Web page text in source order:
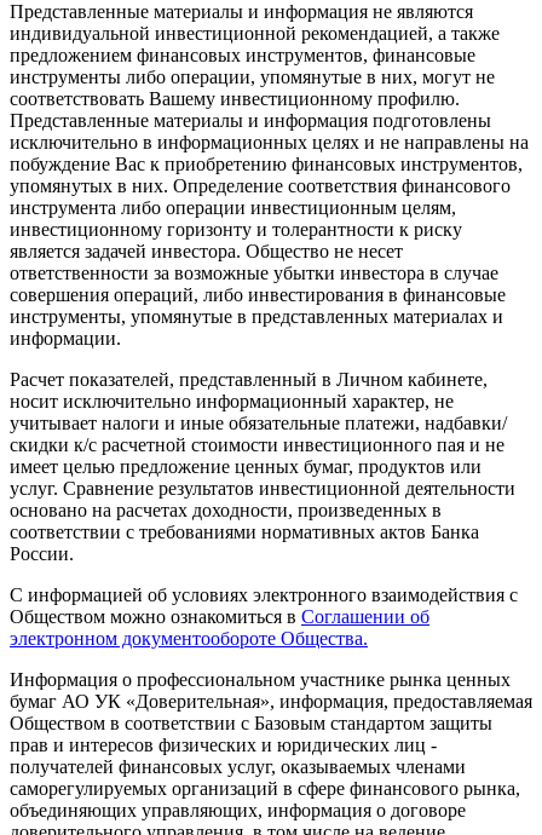
Представленные материалы и информация не являются
индивидуальной инвестиционной рекомендацией, а также
предложением финансовых инструментов, финансовые
инструменты либо операции, упомянутые в них, могут не
соответствовать Вашему инвестиционному профилю.
Представленные материалы и информация подготовлены
исключительно в информационных целях и не направлены на
побуждение Вас к приобретению финансовых инструментов,
упомянутых в них. Определение соответствия финансового
инструмента либо операции инвестиционным целям,
инвестиционному горизонту и толерантности к риску
является задачей инвестора. Общество не несет
ответственности за возможные убытки инвестора в случае
совершения операций, либо инвестирования в финансовые
инструменты, упомянутые в представленных материалах и
информации.
Расчет показателей, представленный в Личном кабинете,
носит исключительно информационный характер, не
учитывает налоги и иные обязательные платежи, надбавки/
скидки к/с расчетной стоимости инвестиционного пая и не
имеет целью предложение ценных бумаг, продуктов или
услуг. Сравнение результатов инвестиционной деятельности
основано на расчетах доходности, произведенных в
соответствии с требованиями нормативных актов Банка
России.
С информацией об условиях электронного взаимодействия с
Обществом можно ознакомиться в Соглашении об
электронном документообороте Общества.
Информация о профессиональном участнике рынка ценных
бумаг АО УК «Доверительная», информация, предоставляемая
Обществом в соответствии с Базовым стандартом защиты
прав и интересов физических и юридических лиц -
получателей финансовых услуг, оказываемых членами
саморегулируемых организаций в сфере финансового рынка,
объединяющих управляющих, информация о договоре